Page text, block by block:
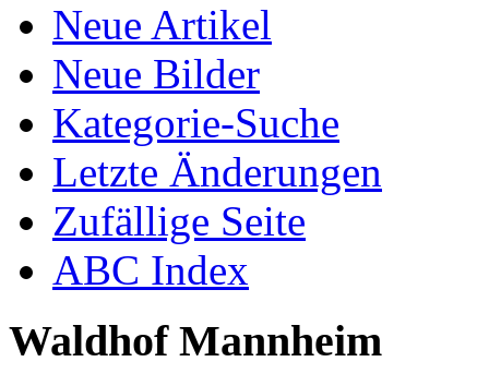
Neue Artikel
Neue Bilder
Kategorie-Suche
Letzte Änderungen
Zufällige Seite
ABC Index
Waldhof Mannheim